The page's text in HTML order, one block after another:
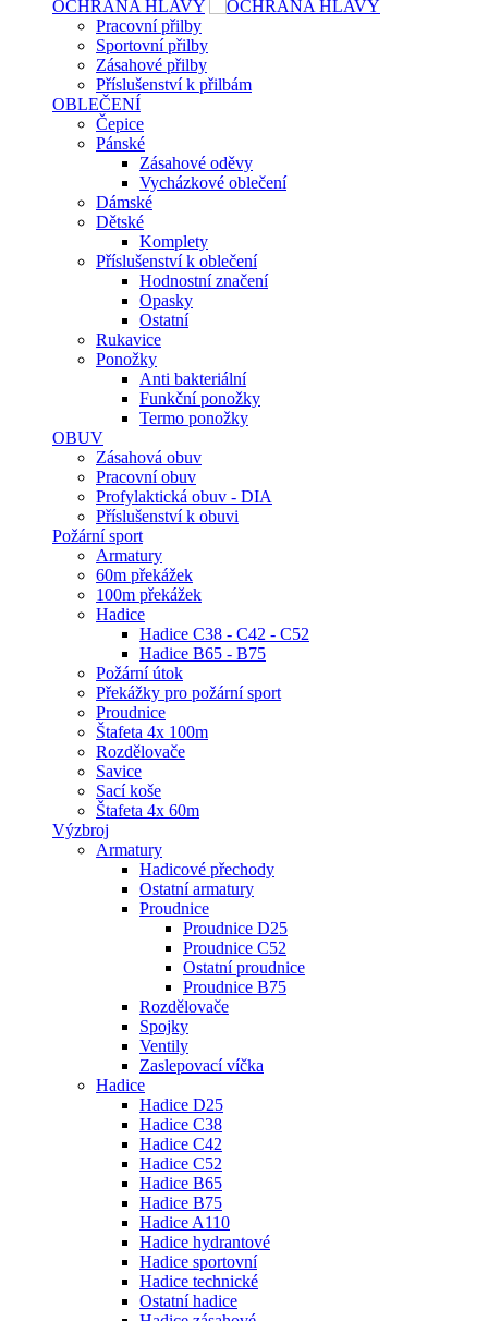
OCHRANA HLAVY
Pracovní přilby
Sportovní přilby
Zásahové přilby
Příslušenství k přilbám
OBLEČENÍ
Čepice
Pánské
Zásahové oděvy
Vycházkové oblečení
Dámské
Dětské
Komplety
Příslušenství k oblečení
Hodnostní značení
Opasky
Ostatní
Rukavice
Ponožky
Anti bakteriální
Funkční ponožky
Termo ponožky
OBUV
Zásahová obuv
Pracovní obuv
Profylaktická obuv - DIA
Příslušenství k obuvi
Požární sport
Armatury
60m překážek
100m překážek
Hadice
Hadice C38 - C42 - C52
Hadice B65 - B75
Požární útok
Překážky pro požární sport
Proudnice
Štafeta 4x 100m
Rozdělovače
Savice
Sací koše
Štafeta 4x 60m
Výzbroj
Armatury
Hadicové přechody
Ostatní armatury
Proudnice
Proudnice D25
Proudnice C52
Ostatní proudnice
Proudnice B75
Rozdělovače
Spojky
Ventily
Zaslepovací víčka
Hadice
Hadice D25
Hadice C38
Hadice C42
Hadice C52
Hadice B65
Hadice B75
Hadice A110
Hadice hydrantové
Hadice sportovní
Hadice technické
Ostatní hadice